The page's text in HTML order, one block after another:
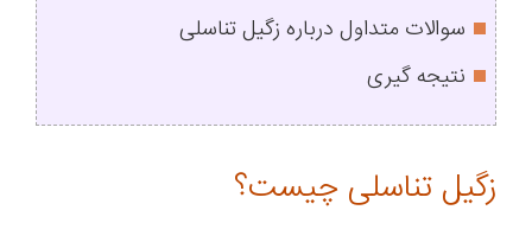
سوالات متداول درباره زگیل تناسلی
نتیجه‌ گیری
زگیل تناسلی چیست؟